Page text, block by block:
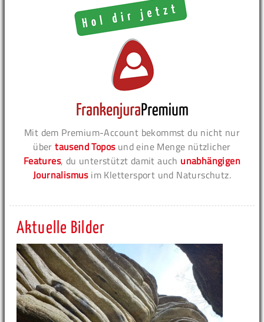
Mit dem Premium-Account bekommst du nicht nur
übertausend Toposund eine Menge nützlicher
Features, du unterstützt damit auch unabhängigen
Journalismusim Klettersport und Naturschutz.
Aktuelle Bilder